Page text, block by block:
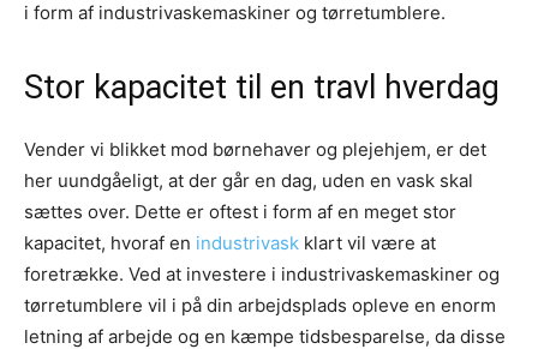
i form af industrivaskemaskiner og tørretumblere.
Stor kapacitet til en travl hverdag
Vender vi blikket mod børnehaver og plejehjem, er det
her uundgåeligt, at der går en dag, uden en vask skal
sættes over. Dette er oftest i form af en meget stor
kapacitet, hvoraf en industrivask klart vil være at
foretrække. Ved at investere i industrivaskemaskiner og
tørretumblere vil i på din arbejdsplads opleve en enorm
letning af arbejde og en kæmpe tidsbesparelse, da disse